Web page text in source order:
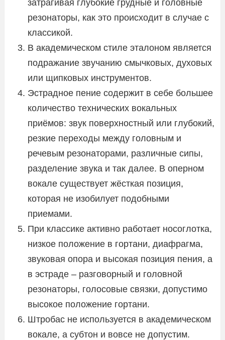
затрагивая глубокие грудные и головные
резонаторы, как это происходит в случае с
классикой.
В академическом стиле эталоном является
подражание звучанию смычковых, духовых
или щипковых инструментов.
Эстрадное пение содержит в себе большее
количество технических вокальных
приёмов: звук поверхностный или глубокий,
резкие переходы между головным и
речевым резонаторами, различные сипы,
разделение звука и так далее. В оперном
вокале существует жёсткая позиция,
которая не изобилует подобными
приемами.
При классике активно работает носоглотка,
низкое положение в гортани, диафрагма,
звуковая опора и высокая позиция пения, а
в эстраде – разговорный и головной
резонаторы, голосовые связки, допустимо
высокое положение гортани.
Штробас не используется в академическом
вокале, а субтон и вовсе не допустим.